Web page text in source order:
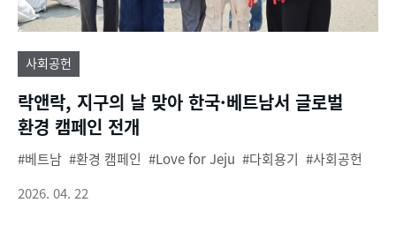
사회공헌
락앤락, 지구의 날 맞아 한국·베트남서 글로벌
환경 캠페인 전개
베트남 환경 캠페인 Love for Jeju 다회용기
사회공헌
2026. 04. 22